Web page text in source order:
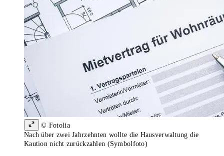
© Fotolia
Nach über zwei Jahrzehnten wollte die Hausverwaltung die
Kaution nicht zurückzahlen (Symbolfoto)